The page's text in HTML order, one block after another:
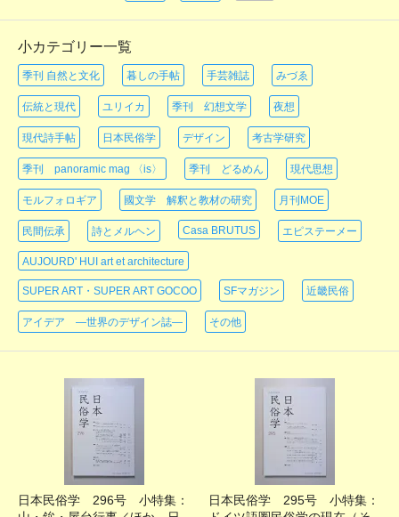
小カテゴリー一覧
季刊 自然と文化 暮しの手帖 手芸雑誌 みづゑ
伝統と現代 ユリイカ 季刊 幻想文学 夜想
現代詩手帖 日本民俗学 デザイン 考古学研究
季刊 panoramic mag 〈is〉 季刊 どるめん 現代思想
モルフォロギア 國文学 解釈と教材の研究 月刊MOE
民間伝承 詩とメルヘン Casa BRUTUS エピステーメー
AUJOURD' HUI art et architecture
SUPER ART・SUPER ART GOCOO SFマガジン 近畿民俗
アイデア ―世界のデザイン誌― その他
日本民俗学 296号 小特集：
日本民俗学 295号 小特集：